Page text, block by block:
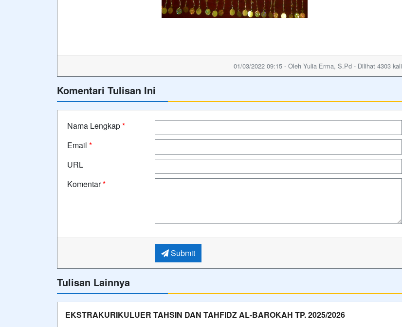
01/03/2022 09:15 - Oleh Yulia Erma, S.Pd - Dilihat 4303 kali
Komentari Tulisan Ini
Nama Lengkap*
Email *
URL
Komentar*
Submit
Tulisan Lainnya
EKSTRAKURIKULUER TAHSIN DAN TAHFIDZ AL-BAROKAH TP. 2025/2026